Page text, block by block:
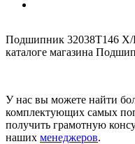
Подшипник 32038T146
каталоге магазина
У нас вы можете найти
комплектующих самых
получить грамотную
наших менеджеров.